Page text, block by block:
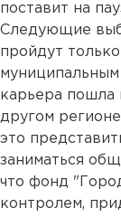
поставит на
Следующие
пройдут
муниципальным
карьера пошла
другом
это
заниматься
что фонд
контролем,